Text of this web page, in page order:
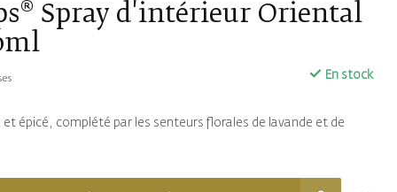
Spray d'intérieur Oriental
En stock
et épicé, complété par les senteurs florales de lavande et de